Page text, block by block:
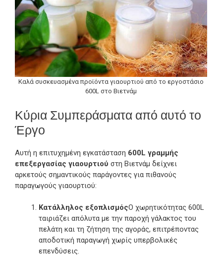
Καλά συσκευασμένα προϊόντα γιαουρτιού από το εργοστάσιο
600L στο Βιετνάμ
Κύρια Συμπεράσματα από αυτό το
Έργο
Αυτή η επιτυχημένη εγκατάσταση 600L γραμμής
επεξεργασίας γιαουρτιού στη Βιετνάμ δείχνει
αρκετούς σημαντικούς παράγοντες για πιθανούς
παραγωγούς γιαουρτιού:
Κατάλληλος εξοπλισμόςΟ χωρητικότητας 600L
ταιριάζει απόλυτα με την παροχή γάλακτος του
πελάτη και τη ζήτηση της αγοράς, επιτρέποντας
αποδοτική παραγωγή χωρίς υπερβολικές
επενδύσεις.